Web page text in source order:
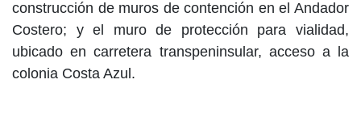
construcción de muros de contención en el Andador
Costero; y el muro de protección para vialidad,
ubicado en carretera transpeninsular, acceso a la
colonia Costa Azul.